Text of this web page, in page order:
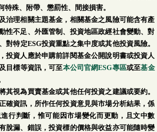
特殊、附帶、懲罰性、間接損害。
治理相關主題基金，相關基金之風險可能含有產
性不足、外匯管制、投資地區政經社會變動、對
對特定ESG投資重點之集中度或其他投資風險。
投資人應於申購前詳閱基金公開說明書或投資人
目標等資訊，可至本公司官網ESG專區或至基金
其視為買賣基金或其他任何投資之建議或要約。
確資訊，所作任何投資意見與市場分析結果，係
行判斷，惟可能因市場變化而更動，且文中數
脫漏、錯誤，投資標的價格與收益亦可能隨時變